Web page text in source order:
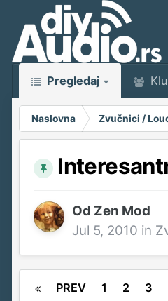
Pregledaj
Naslovna Zvučnici /
Od Zen Mod
Jul 5, 2010 in
PREV 1 2 3